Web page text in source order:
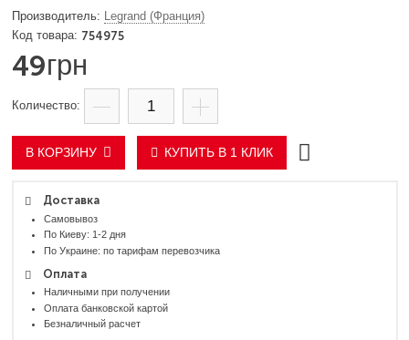
Доставка
Самовывоз
По Киеву: 1-2 дня
По Украине: по тарифам перевозчика
Оплата
Наличными при получении
Оплата банковской картой
Безналичный расчет
Legrand (Франция)
754975
49грн
В КОРЗИНУ КУПИТЬ В 1 КЛИК